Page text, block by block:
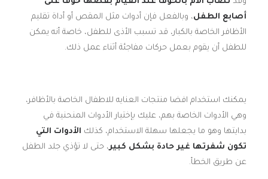
أصابع الطفل، وبالفعل فإن أدوات مثل المقص أو أداة تقليم
الأظافر الخاصة بالكبار، قد تسبب الأذى للطفل، خاصة أنه يمكن
للطفل أن يقوم بعمل حركات مفاجئة أثناء عمل ذلك.
يمكنك استخدام افضا منتجات العنايه للاطفال الخاصة بالأظافر،
وهي الأدوات الخاصة بهم، عليك بإختيار الأدوات المنحنية في
بدايتها وهو ما يجعلها سهلة الاستخدام، كذلك الأدوات التي
تكون شفرتها غير حادة بشكل كبير، حتى لا تؤذي جلد الطفل
عن طريق الخطأ.